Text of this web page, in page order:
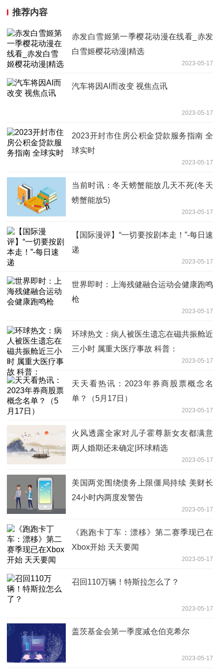
推荐内容
赤发白雪姬第一季樱花动漫在线看_赤发
白雪姬樱花动漫|精选
2023-05-17
汽车将因AI而改变 视焦点讯
2023-05-17
2023开封市住房公积金贷款服务指南 全
球实时
2023-05-17
当前时讯：冬天螃蟹能放几天不死(冬天
螃蟹能放5)
2023-05-17
【国际漫评】“一切要按剧本走！”-每日速
递
2023-05-17
世界即时：上海残健融合运动会健康跑鸣
枪
2023-05-17
环球热文：病人被医生遗忘在磁共振舱近
三小时 属重大医疗事故 科普：
2023-05-17
天天看热讯：2023年券商股票概念名
单？（5月17日）
2023-05-17
火风透露全家对儿子霍尊新女友都满意
两人婚期还未确定|环球精选
2023-05-17
美国两党围绕债务上限僵局持续 美财长
24小时内两度发警告
2023-05-17
《跑跑卡丁车：漂移》第二赛季现已在
Xbox开始 天天要闻
2023-05-17
召回110万辆！特斯拉怎么了？
2023-05-17
盖茨基金会第一季度减仓伯克希尔
2023-05-17